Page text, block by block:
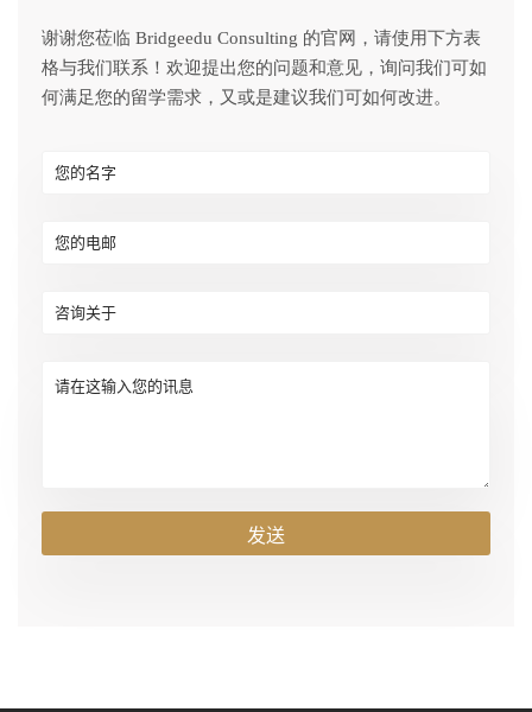
谢谢您莅临 Bridgeedu Consulting 的官网，请使用下方表
格与我们联系！欢迎提出您的问题和意见，询问我们可如
何满足您的留学需求，又或是建议我们可如何改进。